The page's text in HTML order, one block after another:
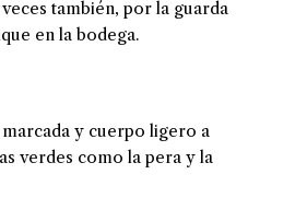
también, por la guarda
en la bodega.
y cuerpo ligero a
verdes como la pera y la